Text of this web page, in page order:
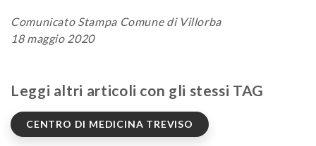
Comunicato Stampa Comune di Villorba
18 maggio 2020
Leggi altri articoli con gli stessi TAG
CENTRO DI MEDICINA TREVISO